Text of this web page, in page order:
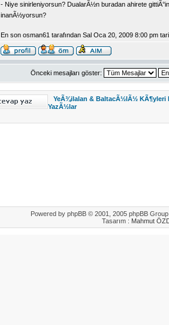
- Niye sinirleniyorsun? DualarÃ½n buradan ahirete
inanÃ½yorsun?
En son osman61 tarafından Sal Oca 20, 2009 8:00 pm
Önceki mesajları göster:
YeÃ¾ilalan & BaltacÃ½lÃ½ KÃ¶yleri
YazÃ½lar
Powered by phpBB © 2001, 2005 phpBB
Tasarım : Mahmut